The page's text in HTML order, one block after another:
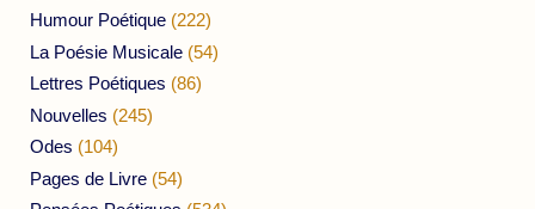
Humour Poétique (222)
La Poésie Musicale (54)
Lettres Poétiques (86)
Nouvelles (245)
Odes (104)
Pages de Livre (54)